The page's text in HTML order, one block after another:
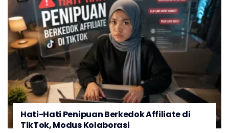
Hati-Hati Penipuan Berkedok Affiliate di
TikTok, Modus Kolaborasi